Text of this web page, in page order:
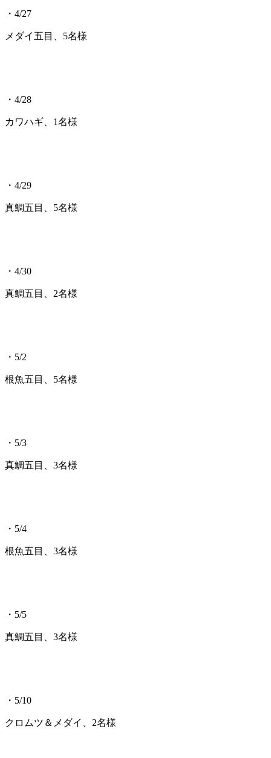
・4/27
メダイ五目、5名様
・4/28
カワハギ、1名様
・4/29
真鯛五目、5名様
・4/30
真鯛五目、2名様
・5/2
根魚五目、5名様
・5/3
真鯛五目、3名様
・5/4
根魚五目、3名様
・5/5
真鯛五目、3名様
・5/10
クロムツ＆メダイ、2名様